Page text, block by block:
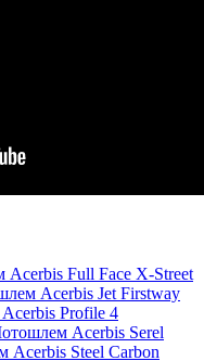
Full Face X-Street
Acerbis Jet Firstway
Profile 4
Acerbis Serel
Acerbis Steel Carbon